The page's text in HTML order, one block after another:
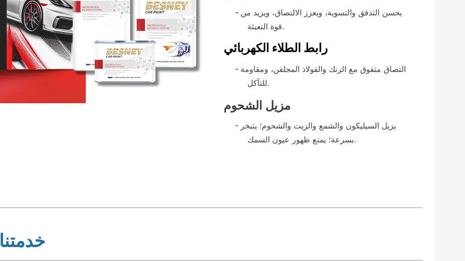
- يحسن التدفق والتسوية، ويعزز الالتصاق، ويزيد من
قوة التعبئة.
رابط الطلاء الكهربائي
- التصاق متفوق مع الزنك والفولاذ المجلفن، ومقاومة
للتآكل.
مزيل الشحوم
- يزيل السيليكون والشمع والزيت والشحوم؛ يتبخر
بسرعة؛ يمنع ظهور عيون السمك.
خدمتنا